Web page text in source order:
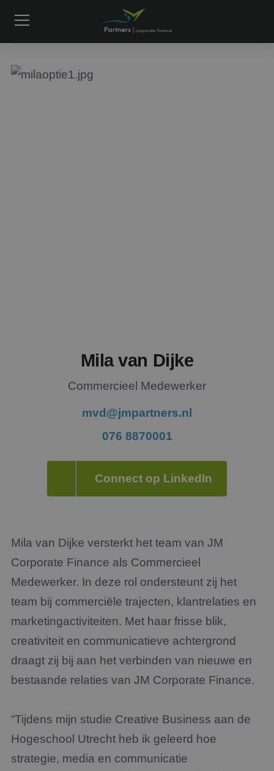
Mila van Dijke
Commercieel Medewerker
mvd@jmpartners.nl
076 8870001
Connect op LinkedIn
Mila van Dijke versterkt het team van JM
Corporate Finance als Commercieel
Medewerker. In deze rol ondersteunt zij het
team bij commerciële trajecten, klantrelaties en
marketingactiviteiten. Met haar frisse blik,
creativiteit en communicatieve achtergrond
draagt zij bij aan het verbinden van nieuwe en
bestaande relaties van JM Corporate Finance.
“Tijdens mijn studie Creative Business aan de
Hogeschool Utrecht heb ik geleerd hoe
strategie, media en communicatie